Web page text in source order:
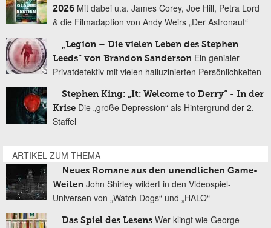
2026 Mit dabei u.a. James Corey, Joe Hill, Petra Lord
& die Filmadaption von Andy Weirs „Der Astronaut“
„Legion – Die vielen Leben des Stephen
Leeds“ von Brandon Sanderson Ein genialer
Privatdetektiv mit vielen halluzinierten Persönlichkeiten
Stephen King: „It: Welcome to Derry“ - In der
Krise Die „große Depression“ als Hintergrund der 2.
Staffel
ARTIKEL ZUM THEMA
Neues Romane aus den unendlichen Game-
Weiten John Shirley wildert in den Videospiel-
Universen von „Watch Dogs“ und „HALO“
Das Spiel des Lesens Wer klingt wie George